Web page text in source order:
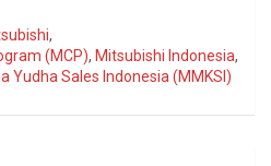
,
(MCP), Mitsubishi Indonesia,
Yudha Sales Indonesia (MMKSI)